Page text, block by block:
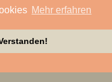
Mehr erfahren